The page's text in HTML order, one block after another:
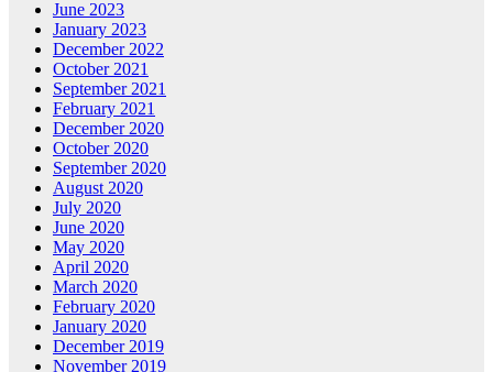
June 2023
January 2023
December 2022
October 2021
September 2021
February 2021
December 2020
October 2020
September 2020
August 2020
July 2020
June 2020
May 2020
April 2020
March 2020
February 2020
January 2020
December 2019
November 2019